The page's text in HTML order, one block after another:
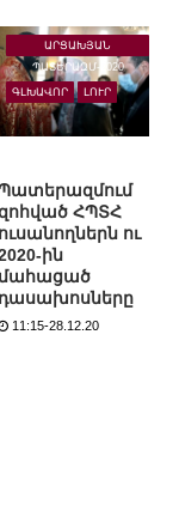
ԱՐՑԱԽՅԱՆ
ՊԱՏԵՐԱԶՄ-2020
ԳԼԽԱՎՈՐ ԼՈՒՐ
ՀՊՏՀ
ուսանողներն ու
ին
մահացած
դասախոսները
11:15-28.12.20